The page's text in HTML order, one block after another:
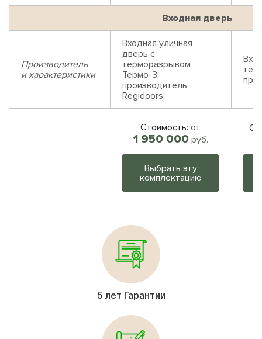
Входная дверь
Производитель
и характеристики
Входная уличная
дверь с
терморазрывом
Термо-3,
производитель
Regidoors.
Стоимость: от
1 950 000руб.
Выбрать эту
комплектацию
5 лет Гарантии